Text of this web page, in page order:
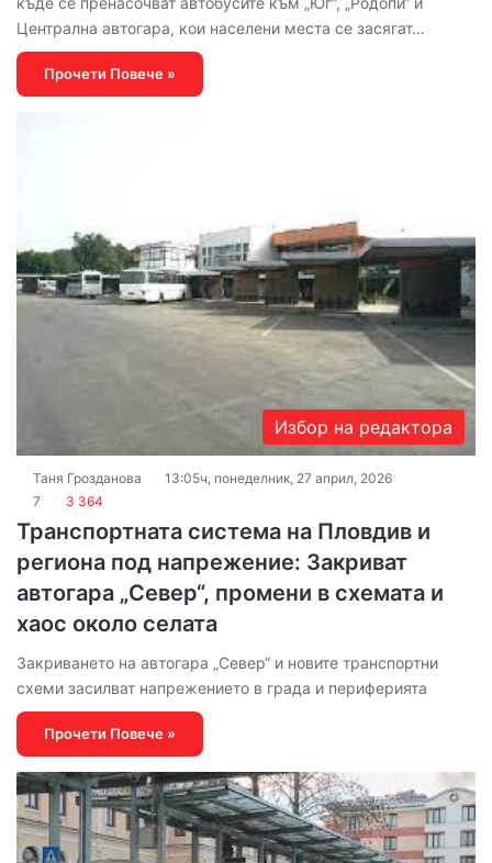
Централна автогара, кои населени места се засягат…
Прочети Повече »
Избор на редактора
Таня Грозданова
13:05ч, понеделник, 27 април, 2026
7
3 364
Транспортната система на Пловдив и
региона под напрежение: Закриват
автогара „Север“, промени в схемата и
хаос около селата
Закриването на автогара „Север“ и новите транспортни
схеми засилват напрежението в града и периферията
Прочети Повече »